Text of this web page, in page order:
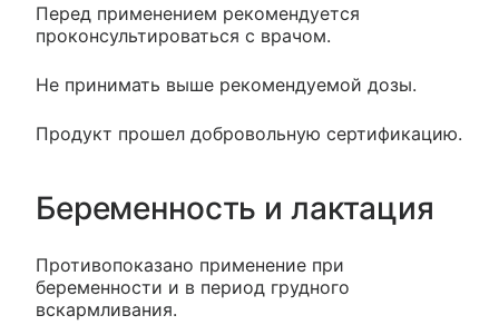
Перед применением рекомендуется
проконсультироваться с врачом.
Не принимать выше рекомендуемой дозы.
Продукт прошел добровольную сертификацию.
Беременность и лактация
Противопоказано применение при
беременности и в период грудного
вскармливания.